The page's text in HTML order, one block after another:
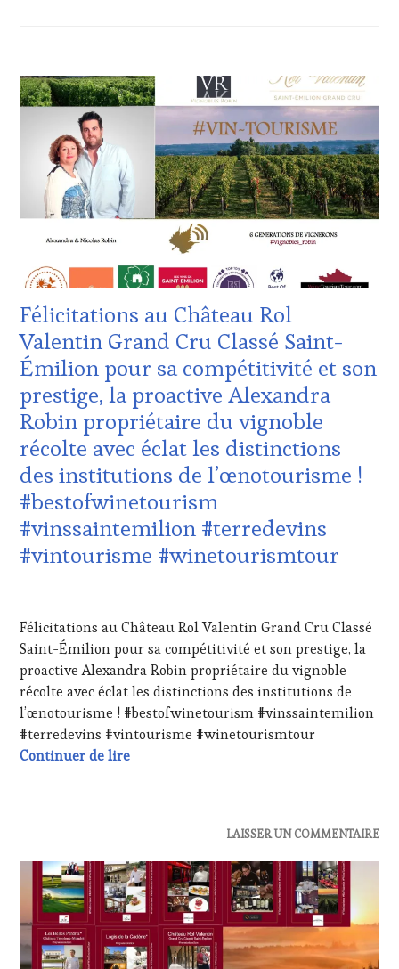
RESTAURATEUR,
CHEF,
CUISINIER,
ŒNOLOGUE,
SOMMELIER,
SALONS
INTERNATIONAUX,
TASTING
MOVIE
VIGNOBLES,
TASTING
WINE
TOURISM
FAME,
WINE
TOUR,
WINE
TOURISM
TOUR
MOVIE ,
WINETASTINGVOUCHER.COM
CHALLENGE
HORS
CONFORT,
CLUB
WINE
VOUCHER,
DE-
DOMAINE
VITICOLE,
ADHÉRENT,
VIN
TOURISME
EDITION
LES
CLÉS
DU
VIN
ET
DE
LA
HAUTE
GASTRONOMIE
&
DÉGUSTATIONS,
WINE
TASTING,
MÉDIAS,
PRESSE
ÉCRITE,
RADIO,
TV,
PRODUCTEURS
TERROIR,
RESTAURATEUR,
CHEF,
CUISINIER,
ŒNOLOGUE,
Félicitations au Château Rol
Valentin Grand Cru Classé Saint-
Émilion pour sa compétitivité et son
prestige, la proactive Alexandra
Robin propriétaire du vignoble
récolte avec éclat les distinctions
des institutions de l’œnotourisme !
#bestofwinetourism
#vinssaintemilion #terredevins
#vintourisme #winetourismtour
2024
Félicitations au Château Rol Valentin Grand Cru Classé
Saint-Émilion pour sa compétitivité et son prestige, la
proactive Alexandra Robin propriétaire du vignoble
récolte avec éclat les distinctions des institutions de
l’œnotourisme ! #bestofwinetourism #vinssaintemilion
#terredevins #vintourisme #winetourismtour
Continuer de lireFélicitations au Château Rol Valentin
WINE
TASTING
VOUCHER
DOMAINE
VITICOLE,
LAISSER UN COMMENTAIRE